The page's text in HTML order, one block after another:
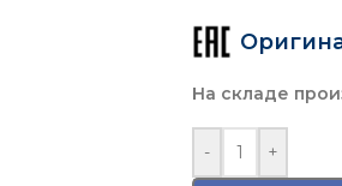
На складе
- +